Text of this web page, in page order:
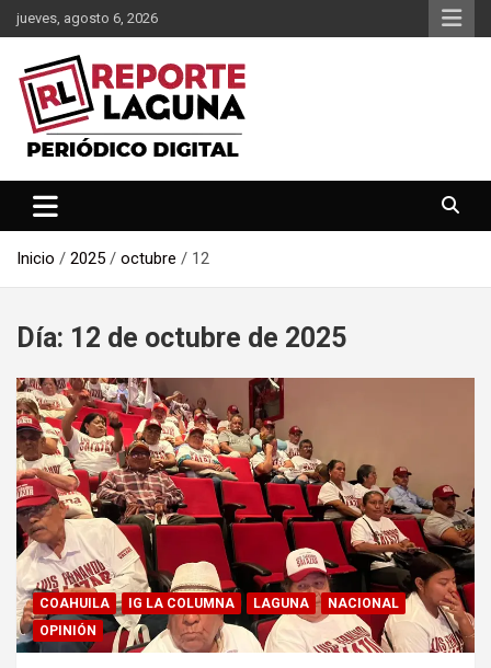
Saltar
al
contenido
jueves, agosto 6, 2026
Reporte Laguna
Inicio 2025 octubre 12
Día: 12 de octubre de 2025
COAHUILA IG LA COLUMNA LAGUNA
NACIONAL
OPINIÓN